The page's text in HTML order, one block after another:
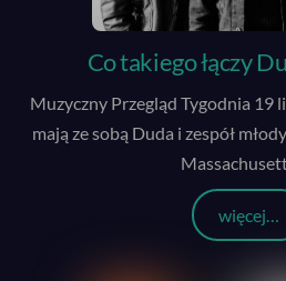
Co takiego łączy
Muzyczny Przegląd Tygodnia 19
mają ze sobą Duda i zespół
więcej…